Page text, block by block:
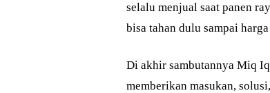
selalu menjual saat panen
bisa tahan dulu sampai
Di akhir sambutannya Miq
memberikan masukan,